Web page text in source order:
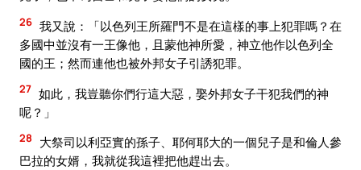
26 我又說：「以色列王所羅門不是在這樣的事上犯罪嗎？在
多國中並沒有一王像他，且蒙他神所愛，神立他作以色列全
國的王；然而連他也被外邦女子引誘犯罪。
27 如此，我豈聽你們行這大惡，娶外邦女子干犯我們的神
呢？」
28
大祭司以利亞實的孫子、耶何耶大的一個兒子是和倫人參
巴拉的女婿，我就從我這裡把他趕出去。